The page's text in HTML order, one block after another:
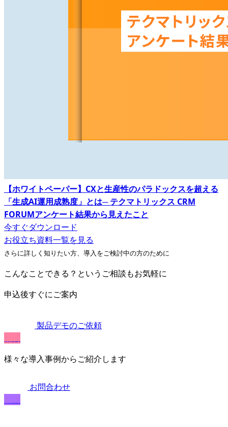
【ホワイトペーパー】CXと生産性のパラドックスを超える
「生成AI運用成熟度」とは─ テクマトリックス CRM
FORUMアンケート結果から見えたこと
今すぐダウンロード
お役立ち資料一覧を見る
さらに詳しく知りたい方、導入をご検討中の方のために
こんなことできる？というご相談もお気軽に
申込後すぐにご案内
製品デモのご依頼
様々な導入事例からご紹介します
お問合わせ